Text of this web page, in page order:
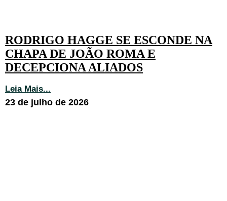
RODRIGO HAGGE SE ESCONDE NA
CHAPA DE JOÃO ROMA E
DECEPCIONA ALIADOS
Leia Mais...
23 de julho de 2026